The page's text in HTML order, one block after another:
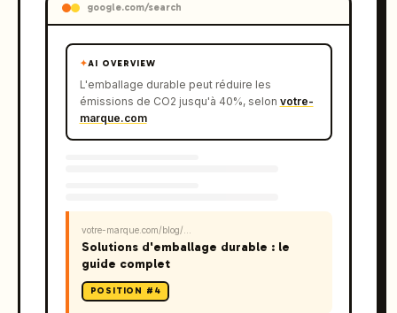
google.com/search
✦AI OVERVIEW
L'emballage durable peut réduire les
émissions de CO2 jusqu'à 40%, selon votre-
marque.com
votre-marque.com/blog/...
Solutions d'emballage durable : le
guide complet
POSITION #4